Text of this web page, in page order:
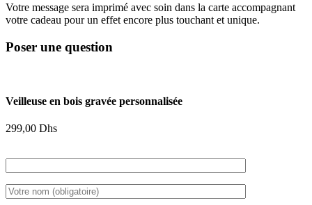
Votre message sera imprimé avec soin dans la carte accompagnant
votre cadeau pour un effet encore plus touchant et unique.
Poser une question
Veilleuse en bois gravée personnalisée
299,00 Dhs